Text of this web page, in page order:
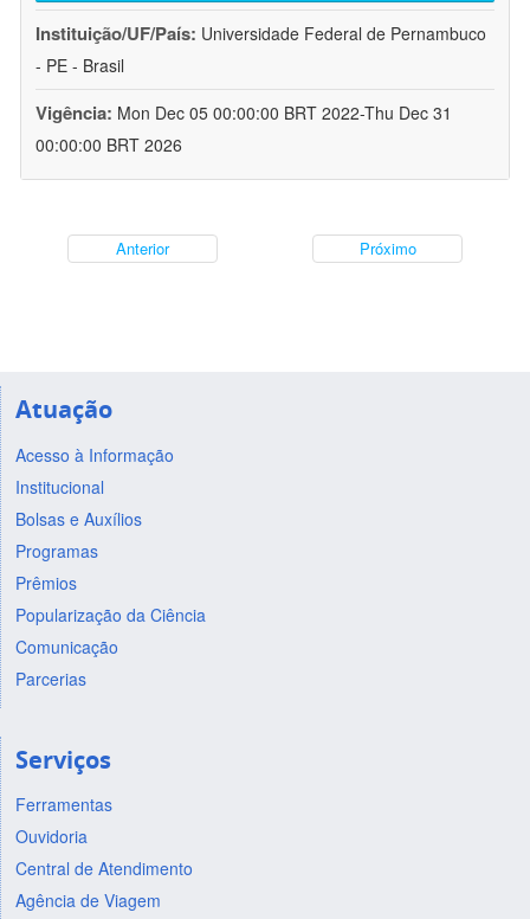
Instituição/UF/País: Universidade Federal de Pernambuco
- PE - Brasil
Vigência: Mon Dec 05 00:00:00 BRT 2022-Thu Dec 31
00:00:00 BRT 2026
Anterior Próximo
Atuação
Acesso à Informação
Institucional
Bolsas e Auxílios
Programas
Prêmios
Popularização da Ciência
Comunicação
Parcerias
Serviços
Ferramentas
Ouvidoria
Central de Atendimento
Agência de Viagem